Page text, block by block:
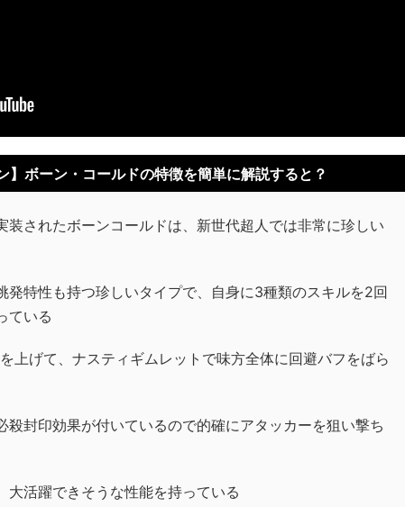
】ボーン・コールドの特徴を簡単に解説すると？
装されたボーンコールドは、新世代超人では非常に珍しい
発特性も持つ珍しいタイプで、自身に3種類のスキルを2回
ている
上げて、ナスティギムレットで味方全体に回避バフをばら
殺封印効果が付いているので的確にアタッカーを狙い撃ち
大活躍できそうな性能を持っている